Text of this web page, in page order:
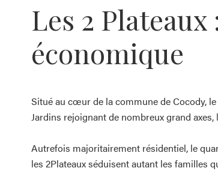
Les 2
économique
Situé au cœur de la commune de Cocody,
Jardins rejoignant de nombreux grand
Autrefois majoritairement résidentiel, le
les 2Plateaux séduisent autant les familles